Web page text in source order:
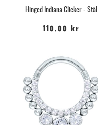
Hinged Indiana Clicker - Stål
110,00 kr